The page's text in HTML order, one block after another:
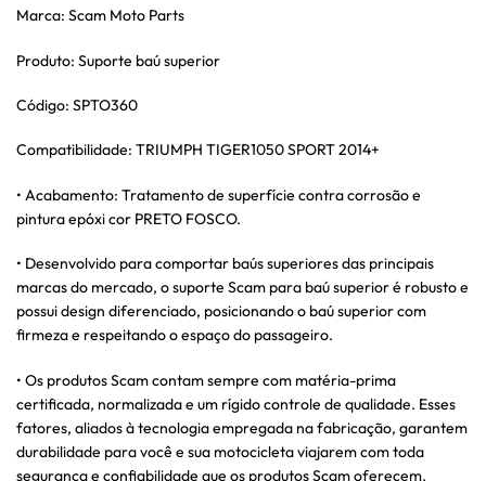
Marca: Scam Moto Parts
Produto: Suporte baú superior
Código: SPTO360
Compatibilidade: TRIUMPH TIGER1050 SPORT 2014+
• Acabamento: Tratamento de superfície contra corrosão e
pintura epóxi cor PRETO FOSCO.
• Desenvolvido para comportar baús superiores das principais
marcas do mercado, o suporte Scam para baú superior é robusto e
possui design diferenciado, posicionando o baú superior com
firmeza e respeitando o espaço do passageiro.
• Os produtos Scam contam sempre com matéria-prima
certificada, normalizada e um rígido controle de qualidade. Esses
fatores, aliados à tecnologia empregada na fabricação, garantem
durabilidade para você e sua motocicleta viajarem com toda
segurança e confiabilidade que os produtos Scam oferecem.